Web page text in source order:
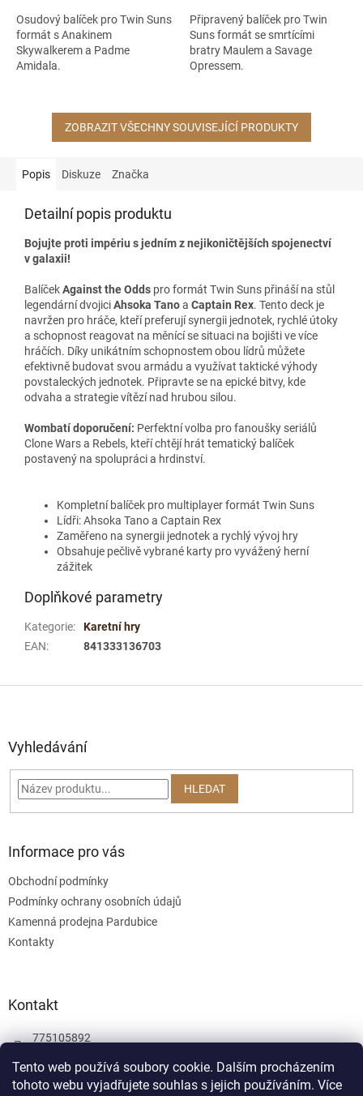
Tento web používá soubory cookie. Dalším procházením
tohoto webu vyjadřujete souhlas s jejich používáním. Více
Osudový balíček pro Twin Suns
formát s Anakinem
Skywalkerem a Padme
Amidala.
Připravený balíček pro Twin
Suns formát se smrtícími
bratry Maulem a Savage
Opressem.
ZOBRAZIT VŠECHNY SOUVISEJÍCÍ PRODUKTY
Popis Diskuze Značka
Detailní popis produktu
Bojujte proti impériu s jedním z nejikoničtějších spojenectví
v galaxii!
BalíčekAgainst the Odds pro formát Twin Suns přináší na stůl
legendární dvojiciAhsoka Tanoa Captain Rex. Tento deck je
navržen pro hráče, kteří preferují synergii jednotek, rychlé útoky
a schopnost reagovat na měnící se situaci na bojišti ve více
hráčích. Díky unikátním schopnostem obou lídrů můžete
efektivně budovat svou armádu a využívat taktické výhody
povstaleckých jednotek. Připravte se na epické bitvy, kde
odvaha a strategie vítězí nad hrubou silou.
Wombatí doporučení: Perfektní volba pro fanoušky seriálů
Clone Wars a Rebels, kteří chtějí hrát tematický balíček
postavený na spolupráci a hrdinství.
Kompletní balíček pro multiplayer formát Twin Suns
Lídři: Ahsoka Tano a Captain Rex
Zaměřeno na synergii jednotek a rychlý vývoj hry
Obsahuje pečlivě vybrané karty pro vyvážený herní
zážitek
Doplňkové parametry
Kategorie:
Karetní hry
EAN: 841333136703
Vyhledávání
HLEDAT
Informace pro vás
Obchodní podmínky
Podmínky ochrany osobních údajů
Kamenná prodejna Pardubice
Kontakty
Kontakt
775105892
775105892
Facebook